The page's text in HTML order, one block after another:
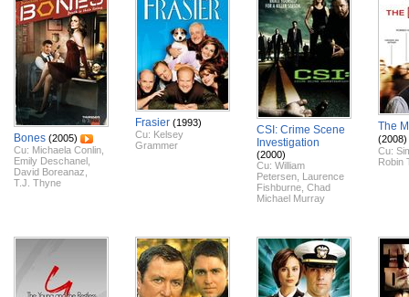
Bones (2005)
Cu: Michaela Conlin
Emily Deschanel
David Boreanaz
T.J. Thyne
Frasier (1993)
Cu: Kelsey
Grammer
CSI: Crime Scene
Investigation
(2000)
Cu: William
Petersen Laurence
Fishburne Chad
Michael Murray
The
(2008)
Cu:
Robin